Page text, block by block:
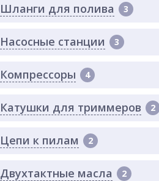
Шланги для полива 3
Насосные станции 3
Компрессоры 4
Катушки для триммеров 2
Цепи к пилам 2
Двухтактные масла 2